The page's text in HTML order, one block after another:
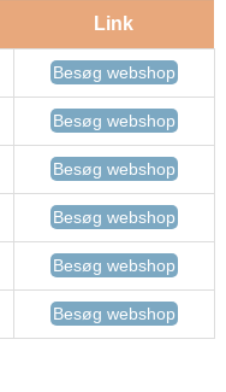
Link
Besøg webshop
Besøg webshop
Besøg webshop
Besøg webshop
Besøg webshop
Besøg webshop